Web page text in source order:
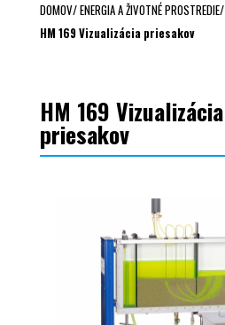
DOMOV/ENERGIA A ŽIVOTNÉ PROSTREDIE/
HM 169 Vizualizácia priesakov
HM 169 Vizualizácia
priesakov